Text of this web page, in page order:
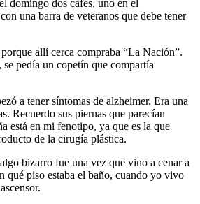
domingo dos cafes, uno en el
una barra de veteranos que debe tener
allí cerca compraba “La Nación”.
se pedía un copetín que compartía
a tener síntomas de alzheimer. Era una
Recuerdo sus piernas que parecían
está en mi fenotipo, ya que es la que
de la cirugía plástica.
bizarro fue una vez que vino a cenar a
qué piso estaba el baño, cuando yo vivo